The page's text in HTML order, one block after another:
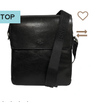
TOP